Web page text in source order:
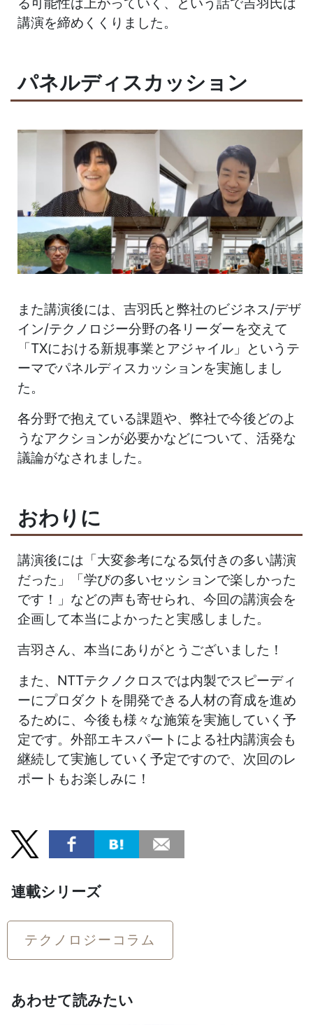
講演を締めくくりました。
パネルディスカッション
また講演後には、吉羽氏と弊社のビジネス/デザ
イン/テクノロジー分野の各リーダーを交えて
「TXにおける新規事業とアジャイル」というテ
ーマでパネルディスカッションを実施しまし
た。
各分野で抱えている課題や、弊社で今後どのよ
うなアクションが必要かなどについて、活発な
議論がなされました。
おわりに
講演後には「大変参考になる気付きの多い講演
だった」「学びの多いセッションで楽しかった
です！」などの声も寄せられ、今回の講演会を
企画して本当によかったと実感しました。
吉羽さん、本当にありがとうございました！
また、NTTテクノクロスでは内製でスピーディ
ーにプロダクトを開発できる人材の育成を進め
るために、今後も様々な施策を実施していく予
定です。外部エキスパートによる社内講演会も
継続して実施していく予定ですので、次回のレ
ポートもお楽しみに！
連載シリーズ
テクノロジーコラム
あわせて読みたい